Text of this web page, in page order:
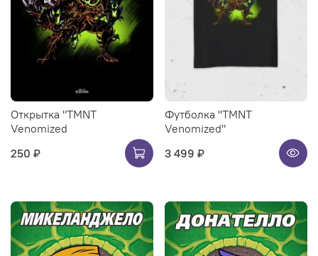
Открытка "TMNT
Venomized
250 ₽
Футболка "TMNT
Venomized"
3 499 ₽